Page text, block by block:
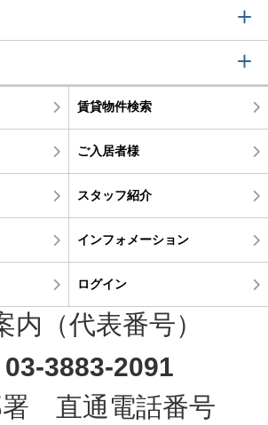
賃貸物件検索
ご入居者様
スタッフ紹介
インフォメーション
ログイン
内（代表番号）
03-3883-2091
署 直通電話番号